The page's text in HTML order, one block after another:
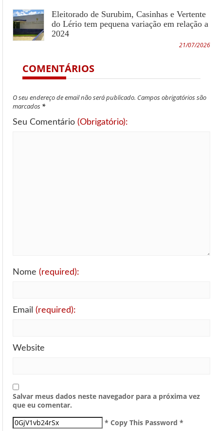
Eleitorado de Surubim, Casinhas e Vertente
do Lério tem pequena variação em relação a
2024
21/07/2026
COMENTÁRIOS
O seu endereço de email não será publicado. Campos obrigatórios são
marcados *
Seu Comentário (Obrigatório):
Nome (required):
Email (required):
Website
Salvar meus dados neste navegador para a próxima vez
que eu comentar.
* Copy This Password *